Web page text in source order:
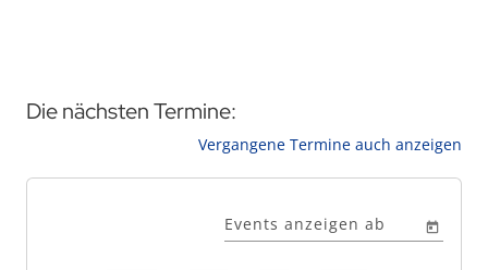
Die nächsten Termine:
Vergangene Termine auch anzeigen
Events anzeigen ab